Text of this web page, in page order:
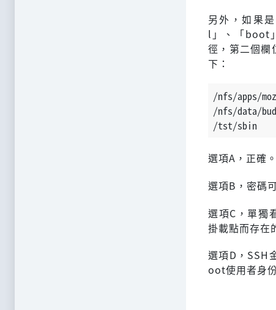
另外，如果
l」、「boot
徑，第二個欄
下：
/nfs/apps/
/nfs/data/
/tst/sbin
選項A，正確。
選項B，密碼
選項C，單獨
掛載點而存在
選項D，
oot使用者身